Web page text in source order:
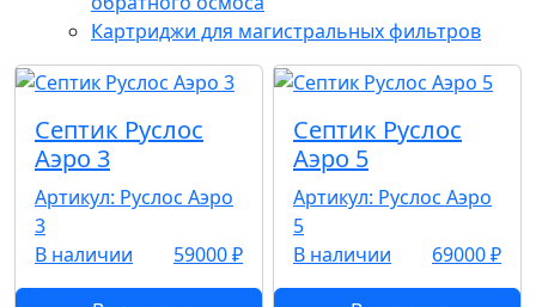
Картриджи для магистральных фильтров
Септик Руслос
Аэро 3
Артикул: Руслос Аэро
3
В наличии
59000 ₽
Септик Руслос
Аэро 5
Артикул: Руслос Аэро
5
В наличии
69000 ₽